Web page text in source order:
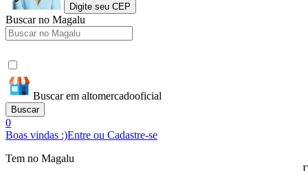
Digite seu CEP
Buscar no Magalu
Buscar em altomercadooficial
Buscar
0
Boas vindas :)Entre ou Cadastre-se
Tem no Magalu